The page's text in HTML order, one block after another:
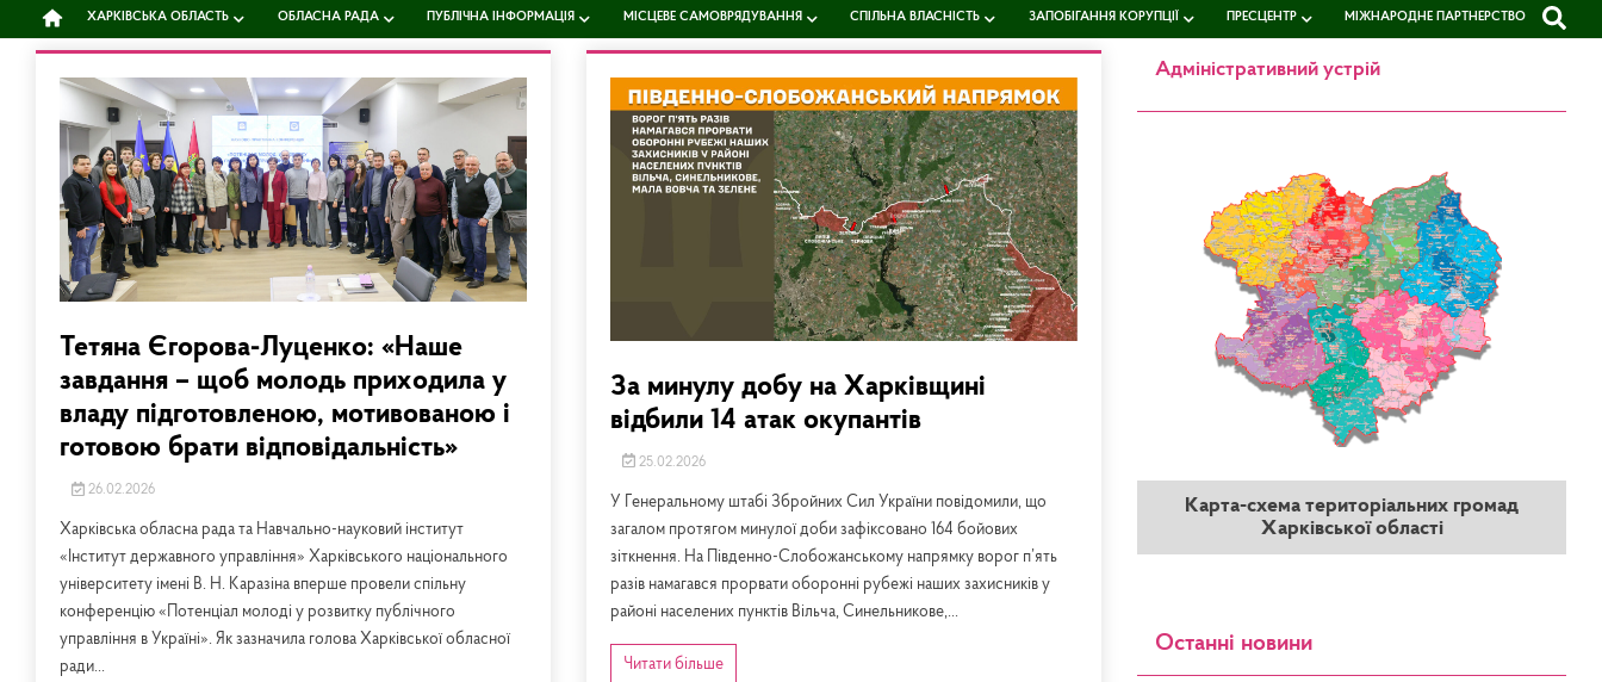
ХАРКІВСЬКА ОБЛАСТЬ ОБЛАСНА РАДА ПУБЛІЧНА ІНФОРМАЦІЯ МІСЦЕВЕ САМОВРЯДУВАННЯ СПІЛЬНА ВЛАСНІСТЬ ЗАПОБІГАННЯ КОРУПЦІЇ ПРЕСЦЕНТР МІЖНАРОДНЕ ПАРТНЕРСТВО
Тетяна Єгорова-Луценко: «Наше
завдання – щоб молодь приходила у
владу підготовленою, мотивованою і
готовою брати відповідальність»
26.02.2026
Харківська обласна рада та Навчально-науковий інститут
«Інститут державного управління» Харківського національного
університету імені В. Н. Каразіна вперше провели спільну
конференцію «Потенціал молоді у розвитку публічного
управління в Україні». Як зазначила голова Харківської обласної
ради...
За минулу добу на Харківщині
відбили 14 атак окупантів
25.02.2026
У Генеральному штабі Збройних Сил України повідомили, що
загалом протягом минулої доби зафіксовано 164 бойових
зіткнення. На Південно-Слобожанському напрямку ворог п’ять
разів намагався прорвати оборонні рубежі наших захисників у
районі населених пунктів Вільча, Синельникове,...
Читати більше
Адміністративний устрій
Карта-схема територіальних громад
Харківської області
Останні новини